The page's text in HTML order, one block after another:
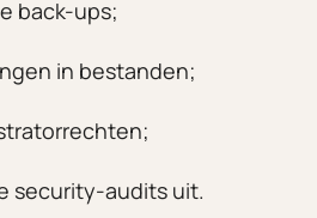
back-ups;
in bestanden;
security-audits uit.